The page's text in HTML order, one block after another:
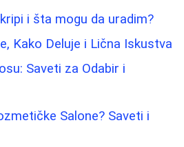
i šta mogu da uradim?
Kako Deluje i Lična Iskustva
Saveti za Odabir i
Salone? Saveti i